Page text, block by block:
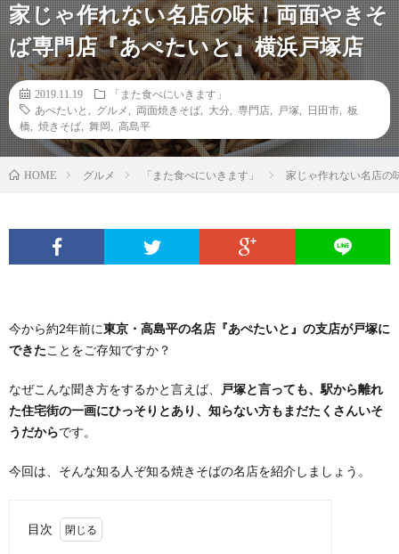
家じゃ作れない名店の味！両面やきそ
ば専門店『あぺたいと』横浜戸塚店
2019.11.19
「また食べにいきます」
あぺたいと
グルメ 両面焼きそば 大分 専門店 戸塚 日田市
板
橋
焼きそば 舞岡 高島平
HOME グルメ 「また食べにいきます」 家じゃ作れない名店の
今から約2年前に東京・高島平の名店『あぺたいと』の支店が戸塚に
できたことをご存知ですか？
なぜこんな聞き方をするかと言えば、
戸塚と言っても、駅から離れ
た住宅街の一画にひっそりとあり、知らない方もまだたくさんいそ
うだからです。
今回は、そんな知る人ぞ知る焼きそばの名店を紹介しましょう。
目次